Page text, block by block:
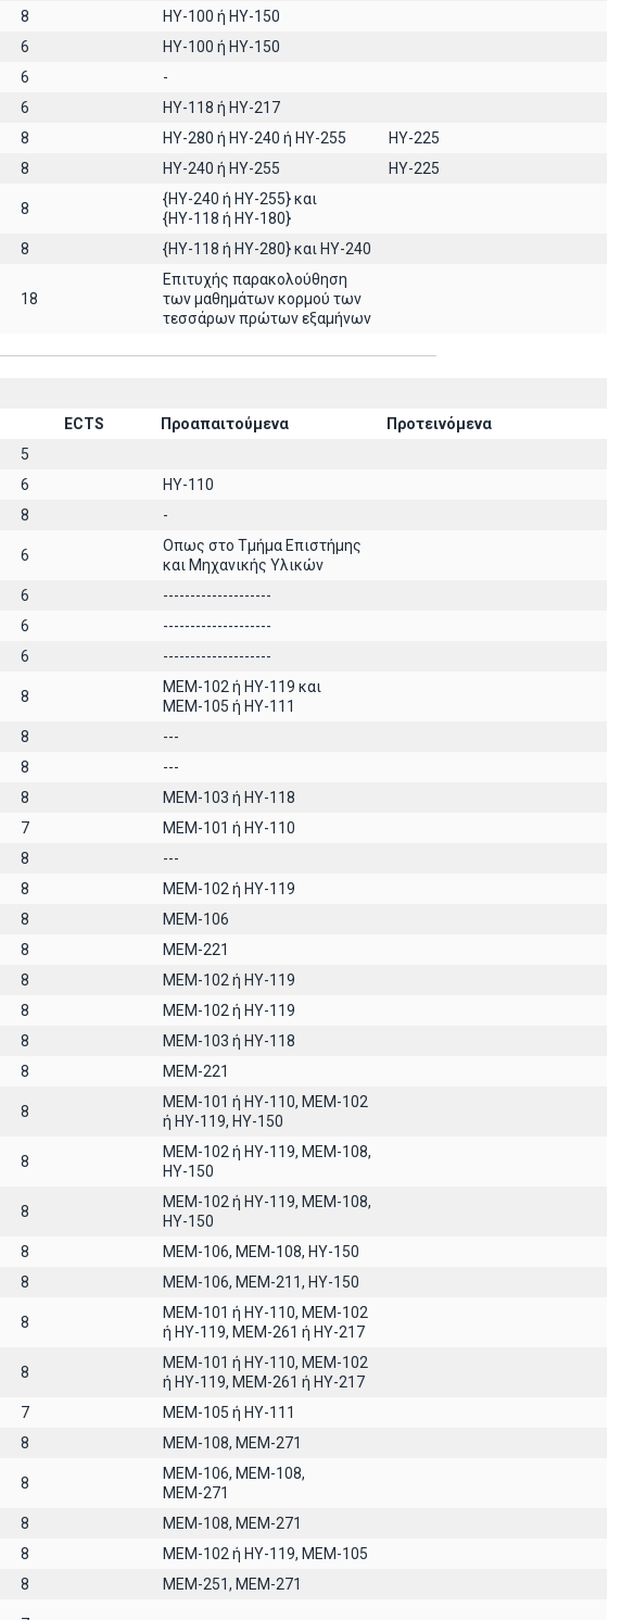
8
ΗΥ-100 ή HY-150
6
ΗΥ-100 ή ΗΥ-150
6
-
6
ΗΥ-118 ή ΗΥ-217
8 HY-280 ή HY-240 ή HY-255
HY-225
8 HY-240 ή HY-255 HY-225
8
{HY-240 ή ΗΥ-255} και
{ΗΥ-118 ή ΗΥ-180}
8 {HY-118 ή ΗΥ-280} και ΗΥ-240
18
Επιτυχής παρακολούθηση
των μαθημάτων κορμού των
τεσσάρων πρώτων εξαμήνων
ECTS Προαπαιτούμενα
Προτεινόμενα
5
6
HY-110
8 -
6
Οπως στο Τμήμα Επιστήμης
και Μηχανικής Υλικών
6
--------------------
6
--------------------
6 --------------------
8
MEM-102 ή ΗΥ-119 και
ΜΕΜ-105 ή ΗΥ-111
8
---
8
---
8
ΜΕΜ-103 ή ΗΥ-118
7
ΜΕΜ-101 ή ΗΥ-110
8
---
8
ΜΕΜ-102 ή ΗΥ-119
8
MEM-106
8
MEM-221
8
MEM-102 ή ΗΥ-119
8
MEM-102 ή ΗΥ-119
8
ΜΕΜ-103 ή ΗΥ-118
8 MEM-221
8
ΜΕΜ-101 ή ΗΥ-110, MEM-102
ή ΗΥ-119, ΗΥ-150
8
MEM-102 ή ΗΥ-119, ΜΕΜ-108,
ΗΥ-150
8
ΜΕΜ-102 ή ΗΥ-119, ΜΕΜ-108,
ΗΥ-150
8
ΜΕΜ-106, ΜΕΜ-108, ΗΥ-150
8 ΜΕΜ-106, ΜΕΜ-211, ΗΥ-150
8
ΜΕΜ-101 ή ΗΥ-110, MEM-102
ή ΗΥ-119, ΜΕΜ-261 ή ΗΥ-217
8
ΜΕΜ-101 ή ΗΥ-110, MEM-102
ή ΗΥ-119, ΜΕΜ-261 ή ΗΥ-217
7
ΜΕΜ-105 ή ΗΥ-111
8 ΜΕΜ-108, ΜΕΜ-271
8
ΜΕΜ-106, ΜΕΜ-108,
ΜΕΜ-271
8
ΜΕΜ-108, ΜΕΜ-271
8
ΜΕΜ-102 ή ΗΥ-119, ΜΕΜ-105
8 ΜΕΜ-251, ΜΕΜ-271